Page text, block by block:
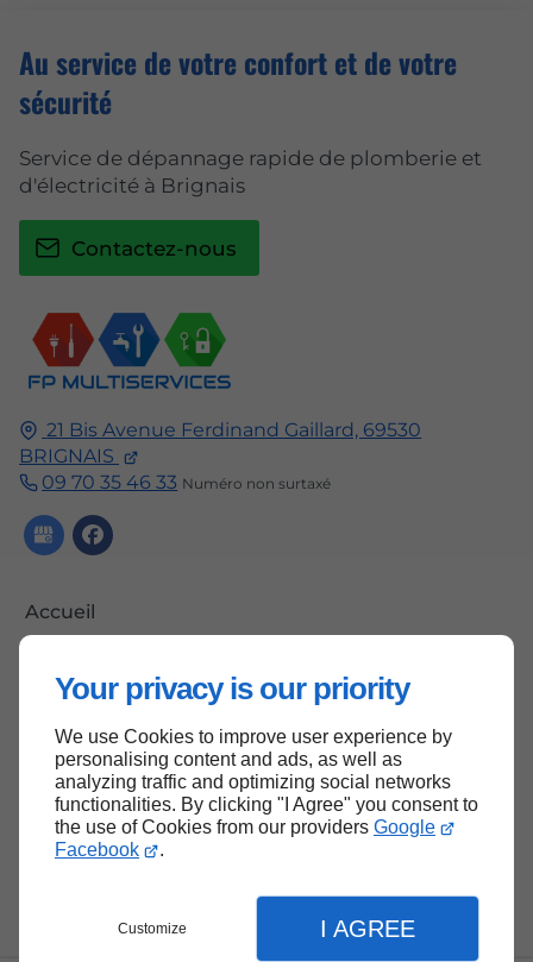
Your privacy is our priority
We use Cookies to improve user experience by
personalising content and ads, as well as
analyzing traffic and optimizing social networks
functionalities. By clicking "I Agree" you consent to
the use of Cookies from our providers Google
Facebook
.
Customize I AGREE
21 Bis Avenue Ferdinand Gaillard, 69530
BRIGNAIS
09 70 35 46 33 Numéro non surtaxé
Accueil
Mentions légales
Plan du site
Au service de votre confort et de votre
sécurité
Service de dépannage rapide de plomberie et
d'électricité à Brignais
Contactez-nous
Haut de page